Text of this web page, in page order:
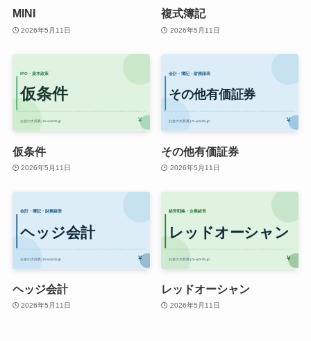
MINI
2026年5月11日
複式簿記
2026年5月11日
仮条件
2026年5月11日
その他有価証券
2026年5月11日
ヘッジ会計
2026年5月11日
レッドオーシャン
2026年5月11日